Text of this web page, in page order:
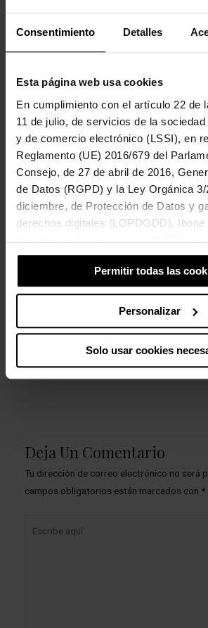
Consentimiento Detalles
Esta página web usa cookies
En cumplimiento con el artículo 22 de
11 de julio, de servicios de la
y de comercio electrónico (LSSI), en
Reglamento (UE) 2016/679 del
Consejo, de 27 de abril de 2016,
de Datos (RGPD) y la Ley Orgánica 3/
diciembre, de Protección de Datos y
derechos digitales (LOPDGDD), Ibone
disposición de los usuarios la Política
tratamiento de cookies del sitio Web.
Permitir todas las
Personalizar
Solo usar cookies
Si te gusta, comparte
AVISO: No se aprobará ningún
incluya insultos.
1 Comentario En
Valientes En Peligro De
CRISTINA TABERNA CARVAJAL
16 FEBRERO 2018 A LAS 12:42
Me parece estupendo ir pregonando la
Ibone,ah ! Y magnífica la pintura de » tu
Deja Un Comentario
Tu dirección de correo electrónico no será
campos obligatorios están marcados con *